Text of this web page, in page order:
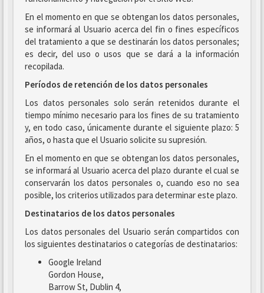
En el momento en que se obtengan los datos personales,
se informará al Usuario acerca del fin o fines específicos
del tratamiento a que se destinarán los datos personales;
es decir, del uso o usos que se dará a la información
recopilada.
Períodos de retención de los datos personales
Los datos personales solo serán retenidos durante el
tiempo mínimo necesario para los fines de su tratamiento
y, en todo caso, únicamente durante el siguiente plazo: 5
años, o hasta que el Usuario solicite su supresión.
En el momento en que se obtengan los datos personales,
se informará al Usuario acerca del plazo durante el cual se
conservarán los datos personales o, cuando eso no sea
posible, los criterios utilizados para determinar este plazo.
Destinatarios de los datos personales
Los datos personales del Usuario serán compartidos con
los siguientes destinatarios o categorías de destinatarios:
Google Ireland
Gordon House,
Barrow St, Dublin 4,